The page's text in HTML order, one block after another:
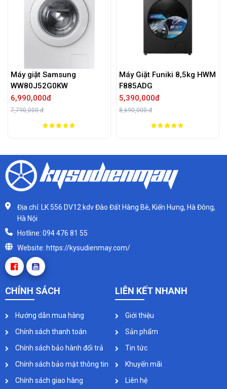
Máy Giặt Funiki 8,5kg HWM
F885ADG
Máy Giặt LG
Địa chỉ: LK 556 DV12 kdv Đào Đất Hàng Bè, Kiến Hưng, Hà Đông,
Hà Nội
Hotline: 094 476 81 55
Website: https://kysudienmay.com/
CHÍNH SÁCH
Hướng dẫn mua hàng
Chính sách thanh toán
Chính sách bảo hành đổi trả
Chính sách bảo mật thông tin
Chính sách giao hàng
LIÊN KẾT NHANH
Giới thiệu
Sản phẩm
Tin tức
Khuyến mãi
Liên hệ